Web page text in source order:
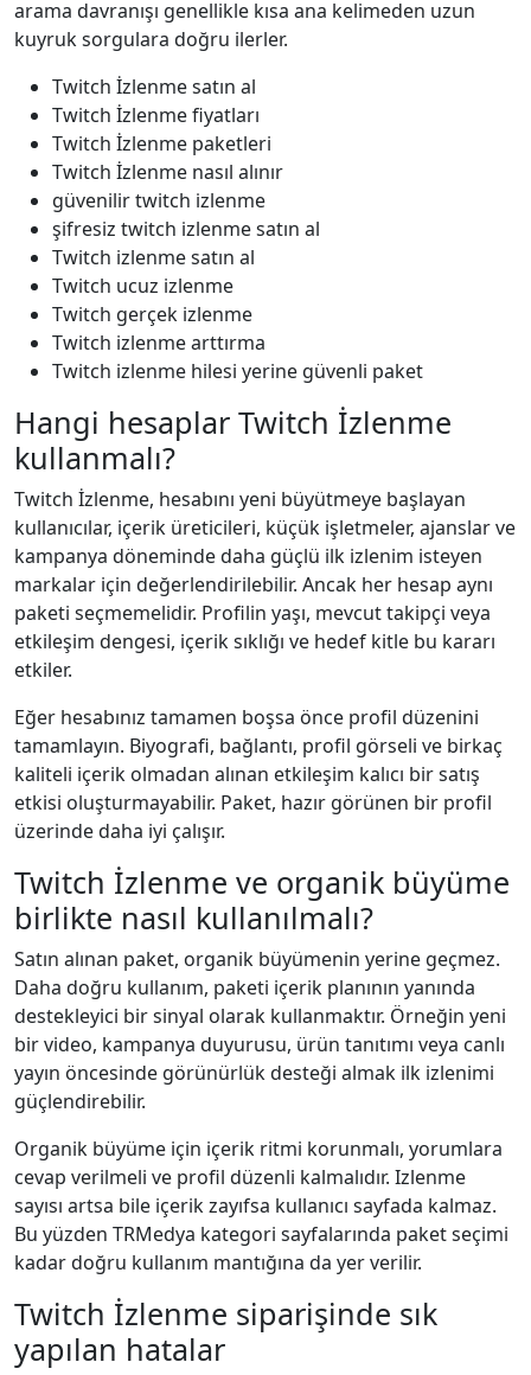
arama davranışı genellikle kısa ana kelimeden uzun
kuyruk sorgulara doğru ilerler.
Twitch İzlenme satın al
Twitch İzlenme fiyatları
Twitch İzlenme paketleri
Twitch İzlenme nasıl alınır
güvenilir twitch i̇zlenme
şifresiz twitch i̇zlenme satın al
Twitch izlenme satın al
Twitch ucuz izlenme
Twitch gerçek izlenme
Twitch izlenme arttırma
Twitch izlenme hilesi yerine güvenli paket
Hangi hesaplar Twitch İzlenme
kullanmalı?
Twitch İzlenme, hesabını yeni büyütmeye başlayan
kullanıcılar, içerik üreticileri, küçük işletmeler, ajanslar ve
kampanya döneminde daha güçlü ilk izlenim isteyen
markalar için değerlendirilebilir. Ancak her hesap aynı
paketi seçmemelidir. Profilin yaşı, mevcut takipçi veya
etkileşim dengesi, içerik sıklığı ve hedef kitle bu kararı
etkiler.
Eğer hesabınız tamamen boşsa önce profil düzenini
tamamlayın. Biyografi, bağlantı, profil görseli ve birkaç
kaliteli içerik olmadan alınan etkileşim kalıcı bir satış
etkisi oluşturmayabilir. Paket, hazır görünen bir profil
üzerinde daha iyi çalışır.
Twitch İzlenme ve organik büyüme
birlikte nasıl kullanılmalı?
Satın alınan paket, organik büyümenin yerine geçmez.
Daha doğru kullanım, paketi içerik planının yanında
destekleyici bir sinyal olarak kullanmaktır. Örneğin yeni
bir video, kampanya duyurusu, ürün tanıtımı veya canlı
yayın öncesinde görünürlük desteği almak ilk izlenimi
güçlendirebilir.
Organik büyüme için içerik ritmi korunmalı, yorumlara
cevap verilmeli ve profil düzenli kalmalıdır. Izlenme
sayısı artsa bile içerik zayıfsa kullanıcı sayfada kalmaz.
Bu yüzden TRMedya kategori sayfalarında paket seçimi
kadar doğru kullanım mantığına da yer verilir.
Twitch İzlenme siparişinde sık
yapılan hatalar